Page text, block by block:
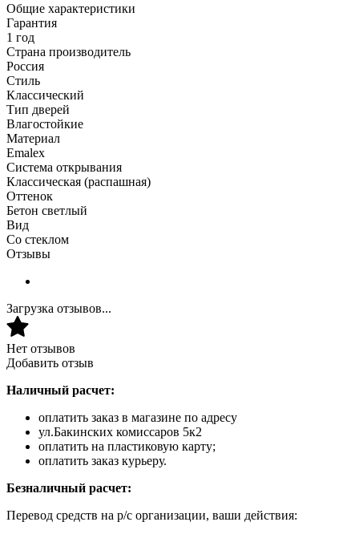
Общие характеристики
Гарантия
1 год
Страна производитель
Россия
Стиль
Классический
Тип дверей
Влагостойкие
Материал
Emalex
Система открывания
Классическая (распашная)
Оттенок
Бетон светлый
Вид
Со стеклом
Отзывы
Загрузка отзывов...
Нет отзывов
Добавить отзыв
Наличный расчет:
оплатить заказ в магазине по адресу
ул.Бакинских комиссаров 5к2
оплатить на пластиковую карту;
оплатить заказ курьеру.
Безналичный расчет:
Перевод средств на р/с организации, ваши действия: